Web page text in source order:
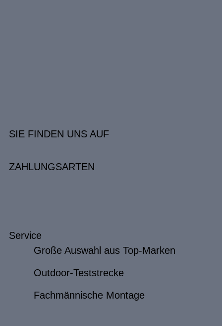
SIE FINDEN UNS AUF
ZAHLUNGSARTEN
Service
Große Auswahl aus Top-Marken
Outdoor-Teststrecke
Fachmännische Montage